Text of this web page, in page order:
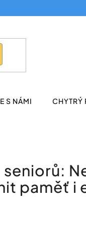
S NÁMI CHYTRÝ
paměť i